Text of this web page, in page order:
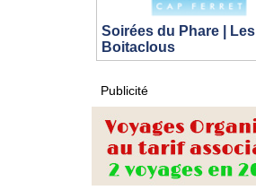
Soirées du Phare | Les
Boitaclous
Publicité